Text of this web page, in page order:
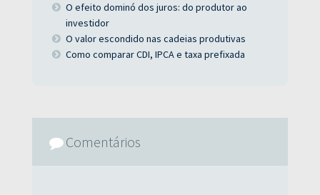
O efeito dominó dos juros: do produtor ao
investidor
O valor escondido nas cadeias produtivas
Como comparar CDI, IPCA e taxa prefixada
Comentários